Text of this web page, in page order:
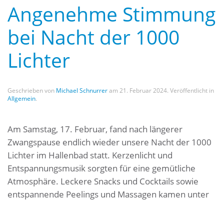
Angenehme Stimmung
bei Nacht der 1000
Lichter
Geschrieben von Michael Schnurreram 21. Februar 2024. Veröffentlicht in
Allgemein.
Am Samstag, 17. Februar, fand nach längerer
Zwangspause endlich wieder unsere Nacht der 1000
Lichter im Hallenbad statt. Kerzenlicht und
Entspannungsmusik sorgten für eine gemütliche
Atmosphäre. Leckere Snacks und Cocktails sowie
entspannende Peelings und Massagen kamen unter